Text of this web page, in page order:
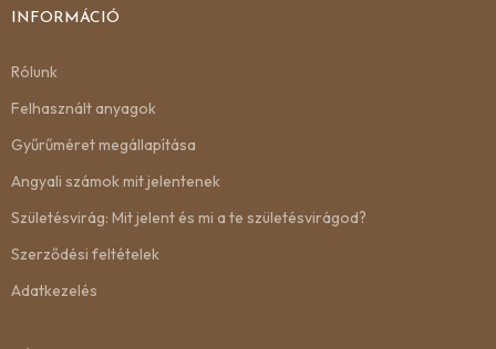
INFORMÁCIÓ
Rólunk
Felhasznált anyagok
Gyűrűméret megállapítása
Angyali számok mit jelentenek
Születésvirág: Mit jelent és mi a te születésvirágod?
Szerződési feltételek
Adatkezelés